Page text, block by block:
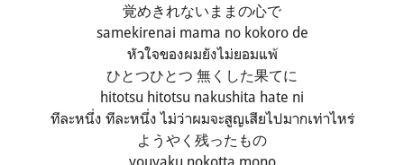
覚めきれないままの心で
samekirenai mama no kokoro de
หัวใจของผมยังไม่ยอมแพ้
ひとつひとつ 無くした果てに
hitotsu hitotsu nakushita hate ni
ทีละหนึ่ง ทีละหนึ่ง ไม่ว่าผมจะสูญเสียไปมากเท่าไหร่
ようやく残ったもの
youyaku nokotta mono